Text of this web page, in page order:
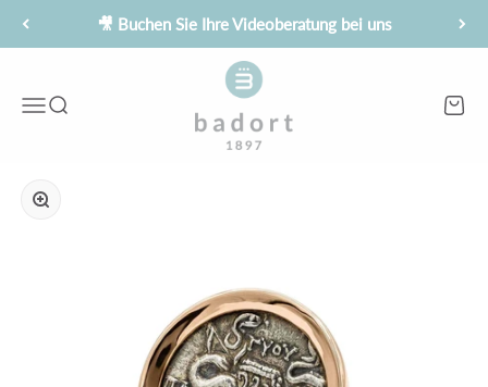
Zum Inhalt springen
🎥 Buchen Sie Ihre Videoberatung bei uns
MenüSuche
Juwelier Badort
Bild vergrößern